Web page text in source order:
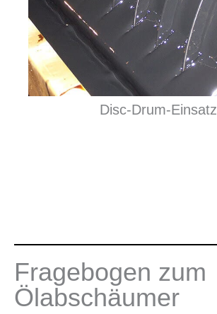
Disc-Drum-Einsatz
Fragebogen zum
Ölabschäumer